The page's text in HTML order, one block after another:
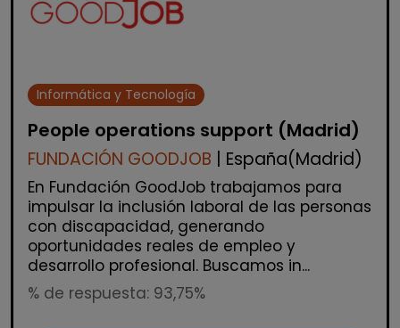
Informática y Tecnología
People operations support (Madrid)
FUNDACIÓN GOODJOB | España(Madrid)
En Fundación GoodJob trabajamos para
impulsar la inclusión laboral de las personas
con discapacidad, generando
oportunidades reales de empleo y
desarrollo profesional. Buscamos in...
% de respuesta: 93,75%